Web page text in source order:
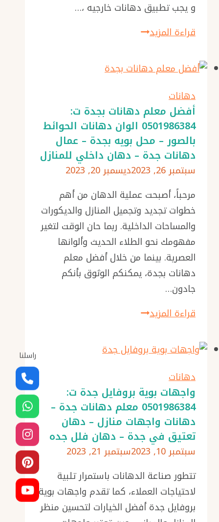
و يجب تطبيق دهانات خارجيه ،…
قراءة المزيددهانات
جده
عروض
تنفيذ
دهانات
خارجية
جدة
رشات
خارجية
للمنازل
جدة
دهانات
أفضل معلم دهانات بجدة ت:
0501986384 الوان دهانات الحوائط
بالصور – محل بويه بجدة – عمال
دهانات جدة – دهان داخلي للمنازل
سبتمبر 26, 2023
ديسمبر 20, 2023
مرحباً، أصبحت عملية الدهان من أهم
خطوات تجديد وتجميل المنازل والديكورات
والمساحات الداخلية. ربما حان الوقت لتغير
مفهومك نحو الطلاء الحديث وألوانها
العصرية. بينما من خلال أفضل معلم
دهانات بجدة، يمكنكم الوثوق بأنكم
جادون…
قراءة المزيدأفضل
دهانات
بجدة
0501986384
الوان
دهانات
الحوائط
بالصور
–
محل
بويه
بجدة
دهانات
واجهات بوية بروفايل جدة ت:
0501986384 معلم دهانات جدة –
دهانات واجهات منازل – دهان
تعتيق في جدة – دهان فلل جده
سبتمبر 10, 2023
سبتمبر 21, 2023
تتطور صناعة الدهانات باستمرار تلبية
لاحتياجات العملاء، كما تقدم واجهات بوية
بروفايل جدة أفضل الخيارات لتحسين منظر
راسلنا